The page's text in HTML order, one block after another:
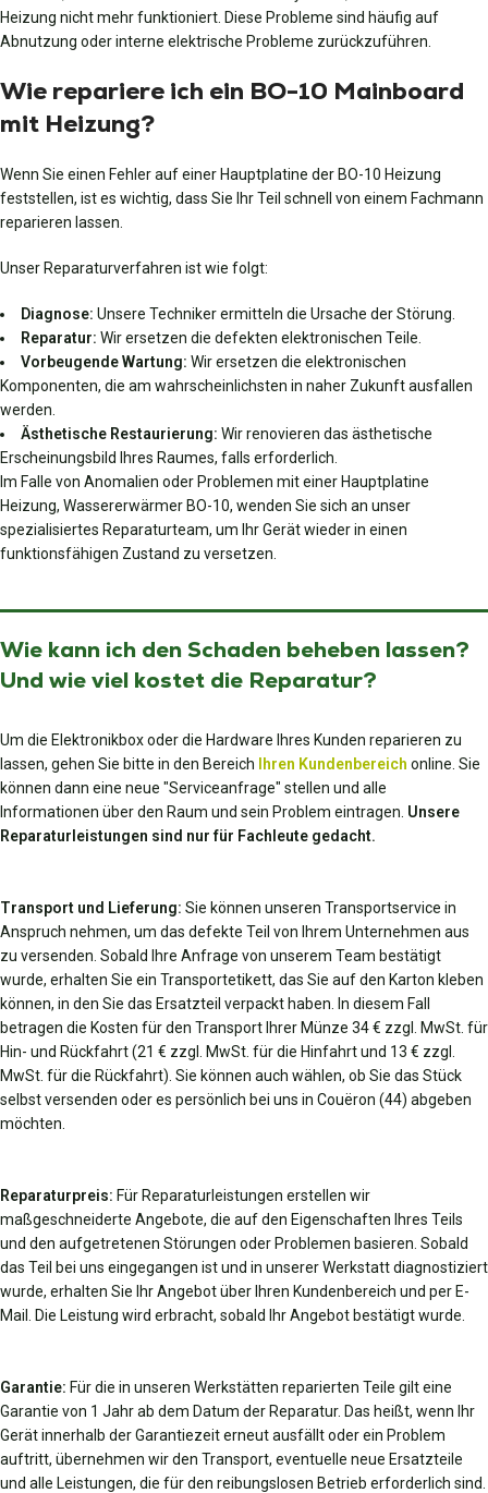
Heizung nicht mehr funktioniert. Diese Probleme sind häufig auf
Abnutzung oder interne elektrische Probleme zurückzuführen.
Wie repariere ich ein BO-10 Mainboard
mit Heizung?
Wenn Sie einen Fehler auf einer Hauptplatine der BO-10 Heizung
feststellen, ist es wichtig, dass Sie Ihr Teil schnell von einem Fachmann
reparieren lassen.
Unser Reparaturverfahren ist wie folgt:
Diagnose: Unsere Techniker ermitteln die Ursache der Störung.
Reparatur: Wir ersetzen die defekten elektronischen Teile.
Vorbeugende Wartung: Wir ersetzen die elektronischen
Komponenten, die am wahrscheinlichsten in naher Zukunft ausfallen
werden.
Ästhetische Restaurierung: Wir renovieren das ästhetische
Erscheinungsbild Ihres Raumes, falls erforderlich.
Im Falle von Anomalien oder Problemen mit einer Hauptplatine
Heizung, Wassererwärmer BO-10, wenden Sie sich an unser
spezialisiertes Reparaturteam, um Ihr Gerät wieder in einen
funktionsfähigen Zustand zu versetzen.
Wie kann ich den Schaden beheben lassen?
Und wie viel kostet die Reparatur?
Um die Elektronikbox oder die Hardware Ihres Kunden reparieren zu
lassen, gehen Sie bitte in den Bereich
Ihren Kundenbereich online. Sie
können dann eine neue "Serviceanfrage" stellen und alle
Informationen über den Raum und sein Problem eintragen. Unsere
Reparaturleistungen sind nur für Fachleute gedacht.
Transport und Lieferung: Sie können unseren Transportservice in
Anspruch nehmen, um das defekte Teil von Ihrem Unternehmen aus
zu versenden. Sobald Ihre Anfrage von unserem Team bestätigt
wurde, erhalten Sie ein Transportetikett, das Sie auf den Karton kleben
können, in den Sie das Ersatzteil verpackt haben. In diesem Fall
betragen die Kosten für den Transport Ihrer Münze 34 € zzgl. MwSt. für
Hin- und Rückfahrt (21 € zzgl. MwSt. für die Hinfahrt und 13 € zzgl.
MwSt. für die Rückfahrt). Sie können auch wählen, ob Sie das Stück
selbst versenden oder es persönlich bei uns in Couëron (44) abgeben
möchten.
Reparaturpreis: Für Reparaturleistungen erstellen wir
maßgeschneiderte Angebote, die auf den Eigenschaften Ihres Teils
und den aufgetretenen Störungen oder Problemen basieren. Sobald
das Teil bei uns eingegangen ist und in unserer Werkstatt diagnostiziert
wurde, erhalten Sie Ihr Angebot über Ihren Kundenbereich und per E-
Mail. Die Leistung wird erbracht, sobald Ihr Angebot bestätigt wurde.
Garantie: Für die in unseren Werkstätten reparierten Teile gilt eine
Garantie von 1 Jahr ab dem Datum der Reparatur. Das heißt, wenn Ihr
Gerät innerhalb der Garantiezeit erneut ausfällt oder ein Problem
auftritt, übernehmen wir den Transport, eventuelle neue Ersatzteile
und alle Leistungen, die für den reibungslosen Betrieb erforderlich sind.